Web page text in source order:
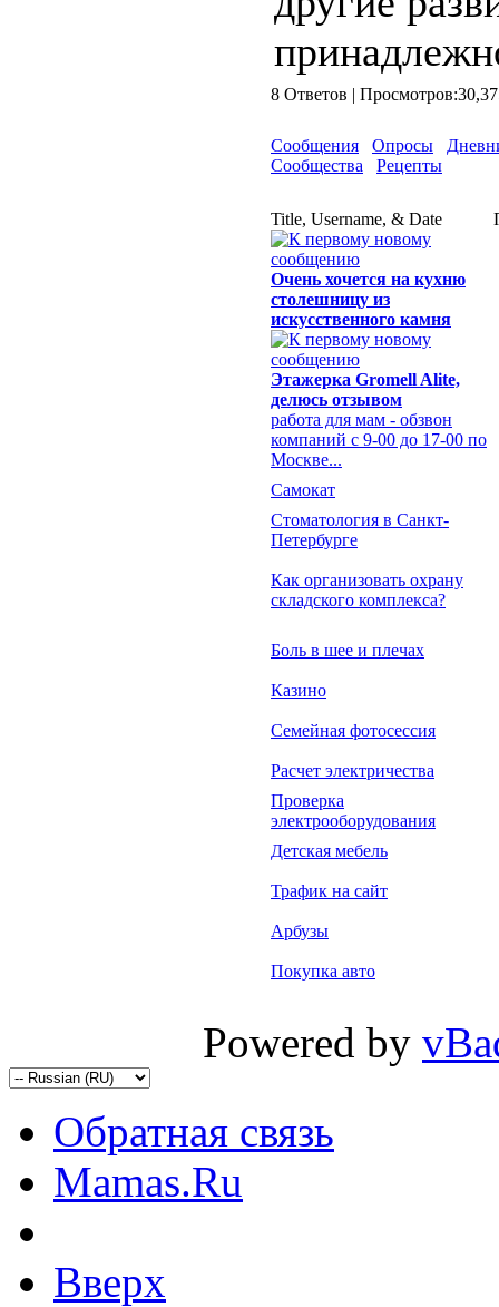
8 Ответов |
Сообщения Опросы
Сообщества
Рецепты
Title, Username, & Date
Очень хочется на кухню
столешницу из
искусственного камня
Этажерка Gromell Alite,
делюсь отзывом
работа для мам - обзвон
компаний с 9-00 до 17-00 по
Москве...
Самокат
Стоматология в Санкт-
Петербурге
Как организовать охрану
складского комплекса?
Боль в шее и плечах
Казино
Семейная фотосессия
Расчет электричества
Проверка
электрооборудования
Детская мебель
Трафик на сайт
Арбузы
Покупка авто
Powered by
Обратная связь
Mamas.Ru
Вверх